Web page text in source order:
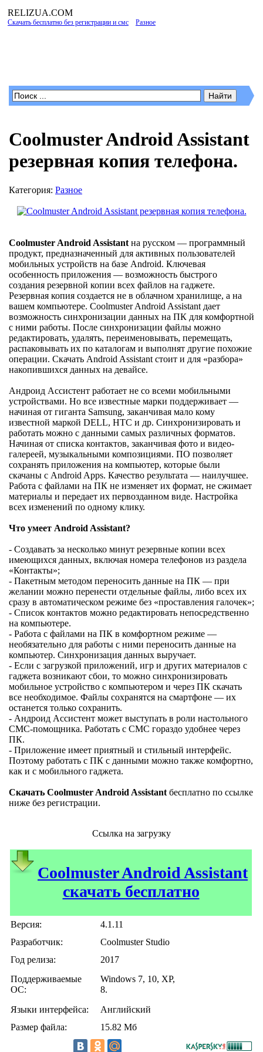
RELIZUA.COM
Скачать бесплатно без регистрации и смс Разное
Coolmuster Android Assistant
резервная копия телефона.
Категория: Разное
Coolmuster Android Assistant на русском — программный
продукт, предназначенный для активных пользователей
мобильных устройств на базе Android. Ключевая
особенность приложения — возможность быстрого
создания резервной копии всех файлов на гаджете.
Резервная копия создается не в облачном хранилище, а на
вашем компьютере. Coolmuster Android Assistant дает
возможность синхронизации данных на ПК для комфортной
с ними работы. После синхронизации файлы можно
редактировать, удалять, переименовывать, перемещать,
распаковывать их по каталогам и выполнят другие похожие
операции. Скачать Android Assistant стоит и для «разбора»
накопившихся данных на девайсе.
Андроид Ассистент работает не со всеми мобильными
устройствами. Но все известные марки поддерживает —
начиная от гиганта Samsung, заканчивая мало кому
известной маркой DELL, HTC и др. Синхронизировать и
работать можно с данными самых различных форматов.
Начиная от списка контактов, заканчивая фото и видео-
галереей, музыкальными композициями. ПО позволяет
сохранять приложения на компьютер, которые были
скачаны с Android Apps. Качество результата — наилучшее.
Работа с файлами на ПК не изменяет их формат, не сжимает
материалы и передает их первозданном виде. Настройка
всех изменений по одному клику.
Что умеет Android Assistant?
- Создавать за несколько минут резервные копии всех
имеющихся данных, включая номера телефонов из раздела
«Контакты»;
- Пакетным методом переносить данные на ПК — при
желании можно перенести отдельные файлы, либо всех их
сразу в автоматическом режиме без «проставления галочек»;
- Список контактов можно редактировать непосредственно
на компьютере.
- Работа с файлами на ПК в комфортном режиме —
необязательно для работы с ними переносить данные на
компьютер. Синхронизация данных выручает.
- Если с загрузкой приложений, игр и других материалов с
гаджета возникают сбои, то можно синхронизировать
мобильное устройство с компьютером и через ПК скачать
все необходимое. Файлы сохранятся на смартфоне — их
останется только сохранить.
- Андроид Ассистент может выступать в роли настольного
СМС-помощника. Работать с СМС гораздо удобнее через
ПК.
- Приложение имеет приятный и стильный интерфейс.
Поэтому работать с ПК с данными можно также комфортно,
как и с мобильного гаджета.
Скачать Coolmuster Android Assistant бесплатно по ссылке
ниже без регистрации.
Ссылка на загрузку
Coolmuster Android Assistant
скачать бесплатно
Версия:
4.1.11
Разработчик:
Coolmuster Studio
Год релиза:
2017
Поддерживаемые
ОС:
Windows 7, 10, XP,
8.
Языки интерфейса:
Английский
Размер файла:
15.82 Мб